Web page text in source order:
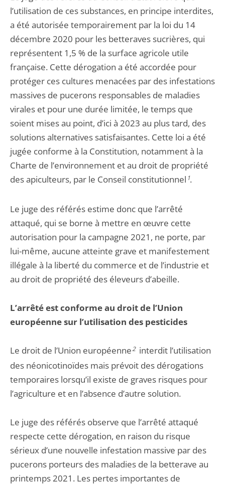
l’utilisation de ces substances, en principe interdites,
a été autorisée temporairement par la loi du 14
décembre 2020 pour les betteraves sucrières, qui
représentent 1,5 % de la surface agricole utile
française. Cette dérogation a été accordée pour
protéger ces cultures menacées par des infestations
massives de pucerons responsables de maladies
virales et pour une durée limitée, le temps que
soient mises au point, d’ici à 2023 au plus tard, des
solutions alternatives satisfaisantes. Cette loi a été
jugée conforme à la Constitution, notamment à la
Charte de l’environnement et au droit de propriété
des apiculteurs, par le Conseil constitutionnel 1.
Le juge des référés estime donc que l’arrêté
attaqué, qui se borne à mettre en œuvre cette
autorisation pour la campagne 2021, ne porte, par
lui-même, aucune atteinte grave et manifestement
illégale à la liberté du commerce et de l’industrie et
au droit de propriété des éleveurs d’abeille.
L’arrêté est conforme au droit de l’Union
européenne sur l’utilisation des pesticides
Le droit de l’Union européenne2interdit l’utilisation
des néonicotinoïdes mais prévoit des dérogations
temporaires lorsqu’il existe de graves risques pour
l’agriculture et en l’absence d’autre solution.
Le juge des référés observe que l’arrêté attaqué
respecte cette dérogation, en raison du risque
sérieux d’une nouvelle infestation massive par des
pucerons porteurs des maladies de la betterave au
printemps 2021. Les pertes importantes de